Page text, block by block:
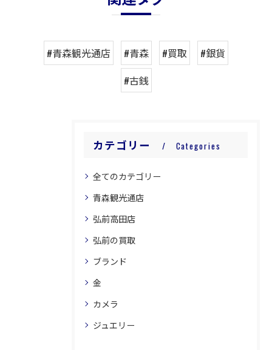
#青森観光通店 #青森 #買取
#銀貨
#古銭
カテゴリー Categories
全てのカテゴリー
青森観光通店
弘前高田店
弘前の買取
ブランド
金
カメラ
ジュエリー